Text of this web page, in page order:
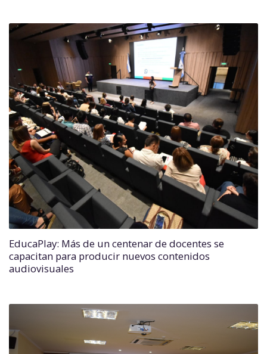
EducaPlay: Más de un centenar de docentes se
capacitan para producir nuevos contenidos
audiovisuales